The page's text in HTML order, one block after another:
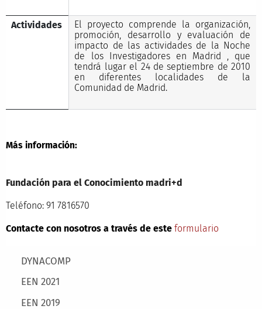
Main menu
DYNACOMP
EEN 2021
EEN 2019
Actividades
El proyecto comprende la organización,
promoción, desarrollo y evaluación de
impacto de las actividades de la Noche
de los Investigadores en Madrid , que
tendrá lugar el 24 de septiembre de 2010
en diferentes localidades de la
Comunidad de Madrid.
Más información:
Fundación para el Conocimiento madri+d
Teléfono: 91 7816570
Contacte con nosotros a través de este formulario